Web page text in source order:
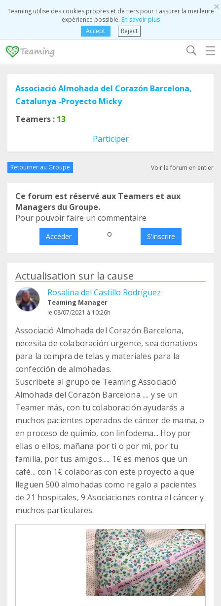
×
Teaming utilise des cookies propres et de tiers pour t'assurer la meilleure
expérience possible. En savoir plus
Accept
Reject
☰
Associació Almohada del Corazón Barcelona,
Catalunya -Proyecto Micky
Teamers : 13
Participer
Retourner au Groupe Voir le forum en entier
Ce forum est réservé aux Teamers et aux
Managers du Groupe.
Pour pouvoir faire un commentaire
Accéder o S'inscrire
Actualisation sur la cause
Rosalina del Castillo Rodríguez
Teaming Manager
le 08/07/2021 à 10:26h
Associació Almohada del Corazón Barcelona,
necesita de colaboración urgente, sea donativos
para la compra de telas y materiales para la
confección de almohadas.
Suscribete al grupo de Teaming Associació
Almohada del Corazón Barcelona .... y se un
Teamer más, con tu colaboración ayudarás a
muchos pacientes operados de cáncer de mama, o
en proceso de quimio, con linfodema... Hoy por
ellas o ellos, mañana por ti o por mi, por tu
familia, por tus amigos..... 1€ es menos que un
café... con 1€ colaboras con este proyecto a que
lleguen 500 almohadas como regalo a pacientes
de 21 hospitales, 9 Asociaciones contra el cáncer y
muchos particulares.